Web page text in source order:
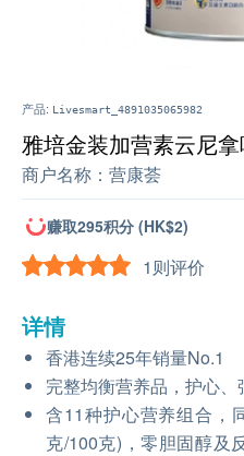
产品: Livesmart_4891035065982
雅培金装加营素云尼
商户名称： 营康荟
赚取295积分 (HK$2)
1则评价
详情
香港连续25年销量No.1
完整均衡营养品，护心、
含11种护心营养组合，
克/100克)，零胆固醇及